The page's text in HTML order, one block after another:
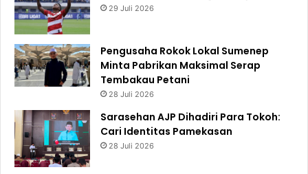
29 Juli 2026
Pengusaha Rokok Lokal Sumenep
Minta Pabrikan Maksimal Serap
Tembakau Petani
28 Juli 2026
Sarasehan AJP Dihadiri Para Tokoh:
Cari Identitas Pamekasan
28 Juli 2026